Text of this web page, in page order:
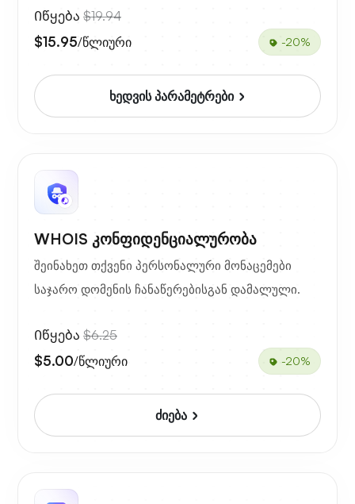
Იწყება $19.94
$15.95/წლიური -20%
ხედვის პარამეტრები
WHOIS კონფიდენციალურობა
შეინახეთ თქვენი პერსონალური მონაცემები
საჯარო დომენის ჩანაწერებისგან დამალული.
Იწყება $6.25
$5.00/წლიური -20%
ძიება